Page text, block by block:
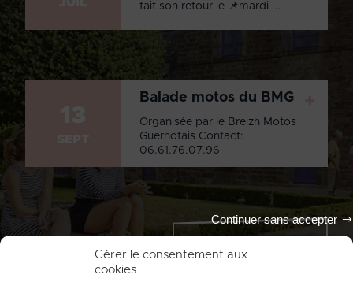
Gérer le consentement aux
cookies
Continuer sans accepter
fait son retour le 📌mardi ...
Balade motos du BMG
Organisée par le Breizh Motos
Guernotais Contact:
06.61.76.07.96